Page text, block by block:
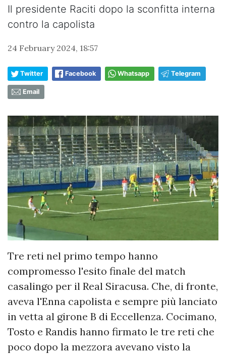
Il presidente Raciti dopo la sconfitta interna
contro la capolista
24 February 2024, 18:57
Twitter Facebook Whatsapp Telegram
Email
Tre reti nel primo tempo hanno
compromesso l'esito finale del match
casalingo per il Real Siracusa. Che, di fronte,
aveva l'Enna capolista e sempre più lanciato
in vetta al girone B di Eccellenza. Cocimano,
Tosto e Randis hanno firmato le tre reti che
poco dopo la mezzora avevano visto la